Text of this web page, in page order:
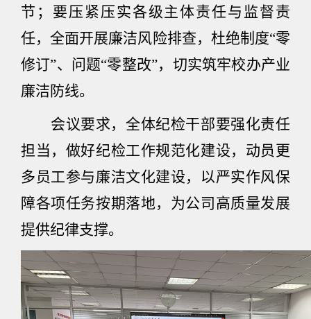
节；要压紧压实各级主体责任与监督责
任，全面开展廉洁风险排查，杜绝制度“零
修订”、问题“零整改”，切实筑牢校办产业
廉洁防线。
会议要求，全体纪检干部要强化责任
担当，做好纪检工作规范化建设，动员更
多员工参与廉洁文化建设，以严实作风保
障各项任务按期落地，为公司高质量发展
提供纪律支撑。